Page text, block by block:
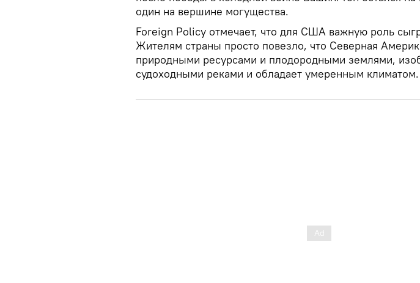
один на вершине могущества.
Foreign Policy отмечает, что для США важную роль
Жителям страны просто повезло, что Северная
природными ресурсами и плодородными землями,
судоходными реками и обладает умеренным климатом.